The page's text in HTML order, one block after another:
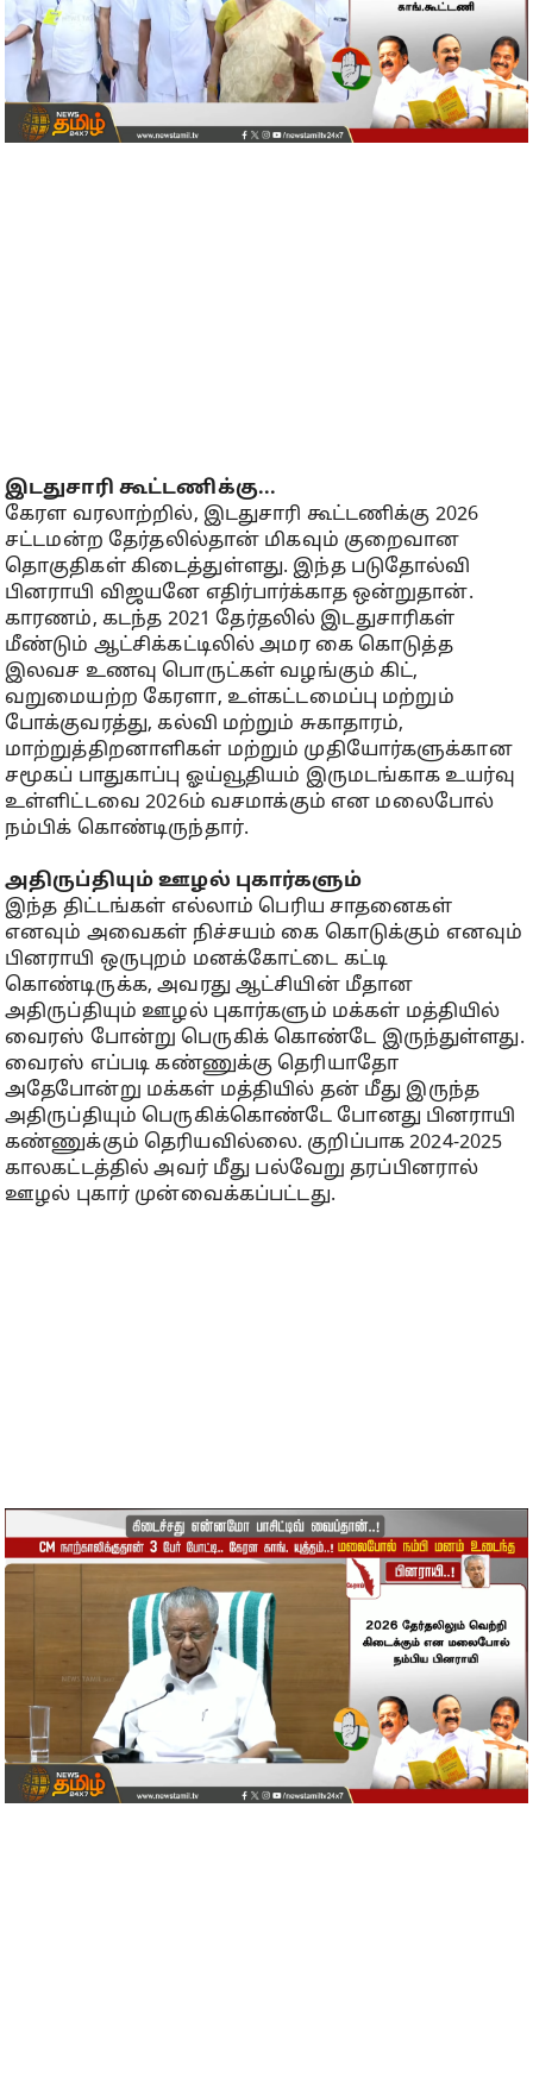
இடதுசாரி கூட்டணிக்கு...
கேரள வரலாற்றில், இடதுசாரி கூட்டணிக்கு 2026
சட்டமன்ற தேர்தலில்தான் மிகவும் குறைவான
தொகுதிகள் கிடைத்துள்ளது. இந்த படுதோல்வி
பினராயி விஜயனே எதிர்பார்க்காத ஒன்றுதான்.
காரணம், கடந்த 2021 தேர்தலில் இடதுசாரிகள்
மீண்டும் ஆட்சிக்கட்டிலில் அமர கை கொடுத்த
இலவச உணவு பொருட்கள் வழங்கும் கிட்,
வறுமையற்ற கேரளா, உள்கட்டமைப்பு மற்றும்
போக்குவரத்து, கல்வி மற்றும் சுகாதாரம்,
மாற்றுத்திறனாளிகள் மற்றும் முதியோர்களுக்கான
சமூகப் பாதுகாப்பு ஓய்வூதியம் இருமடங்காக உயர்வு
உள்ளிட்டவை 2026ம் வசமாக்கும் என மலைபோல்
நம்பிக் கொண்டிருந்தார்.
அதிருப்தியும் ஊழல் புகார்களும்
இந்த திட்டங்கள் எல்லாம் பெரிய சாதனைகள்
எனவும் அவைகள் நிச்சயம் கை கொடுக்கும் எனவும்
பினராயி ஒருபுறம் மனக்கோட்டை கட்டி
கொண்டிருக்க, அவரது ஆட்சியின் மீதான
அதிருப்தியும் ஊழல் புகார்களும் மக்கள் மத்தியில்
வைரஸ் போன்று பெருகிக் கொண்டே இருந்துள்ளது.
வைரஸ் எப்படி கண்ணுக்கு தெரியாதோ
அதேபோன்று மக்கள் மத்தியில் தன் மீது இருந்த
அதிருப்தியும் பெருகிக்கொண்டே போனது பினராயி
கண்ணுக்கும் தெரியவில்லை. குறிப்பாக 2024-2025
காலகட்டத்தில் அவர் மீது பல்வேறு தரப்பினரால்
ஊழல் புகார் முன்வைக்கப்பட்டது.